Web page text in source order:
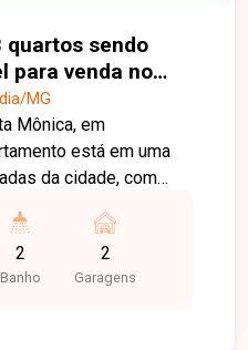
quartos sendo
para venda no
Uberlândia-
MG
Mônica, em
está em uma
da cidade, com
com universidades,
restaurantes
proporcionando
2
Banho
2
Garagens